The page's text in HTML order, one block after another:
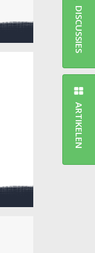
DISCUSSIES
ARTIKELEN